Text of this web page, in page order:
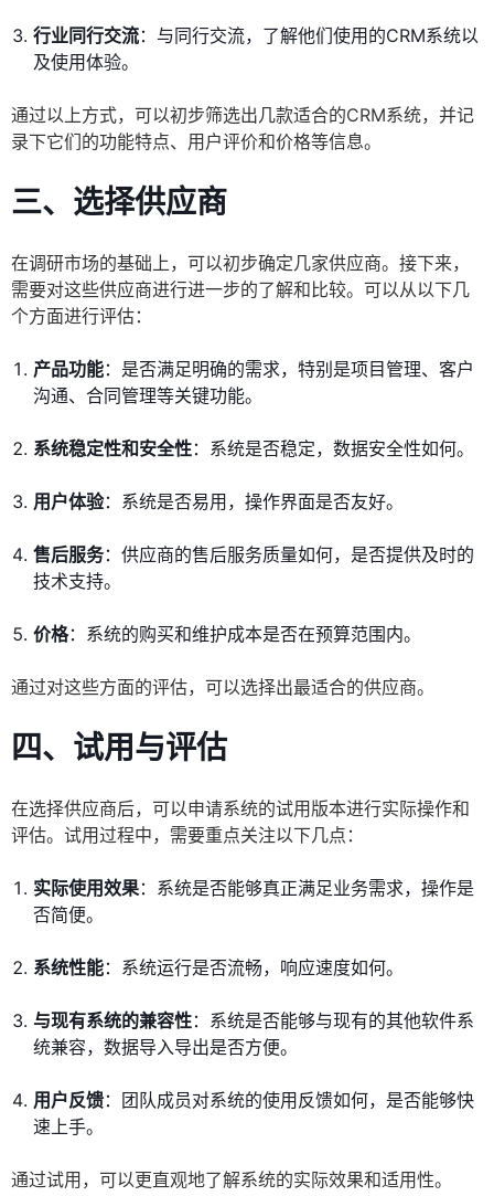
行业同行交流：与同行交流，了解他们使用的CRM系统以
及使用体验。
通过以上方式，可以初步筛选出几款适合的CRM系统，并记
录下它们的功能特点、用户评价和价格等信息。
三、选择供应商
在调研市场的基础上，可以初步确定几家供应商。接下来，
需要对这些供应商进行进一步的了解和比较。可以从以下几
个方面进行评估：
产品功能：是否满足明确的需求，特别是项目管理、客户
沟通、合同管理等关键功能。
系统稳定性和安全性：系统是否稳定，数据安全性如何。
用户体验：系统是否易用，操作界面是否友好。
售后服务：供应商的售后服务质量如何，是否提供及时的
技术支持。
价格：系统的购买和维护成本是否在预算范围内。
通过对这些方面的评估，可以选择出最适合的供应商。
四、试用与评估
在选择供应商后，可以申请系统的试用版本进行实际操作和
评估。试用过程中，需要重点关注以下几点：
实际使用效果：系统是否能够真正满足业务需求，操作是
否简便。
系统性能：系统运行是否流畅，响应速度如何。
与现有系统的兼容性：系统是否能够与现有的其他软件系
统兼容，数据导入导出是否方便。
用户反馈：团队成员对系统的使用反馈如何，是否能够快
速上手。
通过试用，可以更直观地了解系统的实际效果和适用性。